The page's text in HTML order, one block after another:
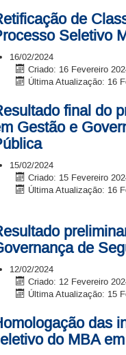
de
Seletivo
16/02/2024
Criado: 16 Fevereiro
Última Atualização: 16
final do
Gestão e
15/02/2024
Criado: 15 Fevereiro
Última Atualização: 16
de
12/02/2024
Criado: 12 Fevereiro
Última Atualização: 15
das
do MBA